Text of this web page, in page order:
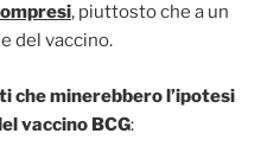
, piuttosto che a un
del vaccino.
che minerebbero l’ipotesi
vaccino BCG: